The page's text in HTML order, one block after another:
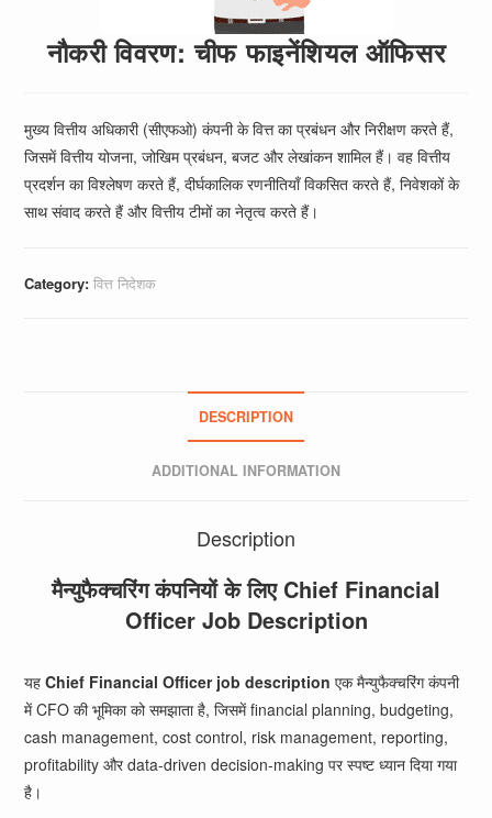
नौकरी विवरण: चीफ फाइनेंशियल ऑफिसर
मुख्य वित्तीय अधिकारी (सीएफओ) कंपनी के वित्त का प्रबंधन और निरीक्षण करते हैं,
जिसमें वित्तीय योजना, जोखिम प्रबंधन, बजट और लेखांकन शामिल हैं। वह वित्तीय
प्रदर्शन का विश्लेषण करते हैं, दीर्घकालिक रणनीतियाँ विकसित करते हैं, निवेशकों के
साथ संवाद करते हैं और वित्तीय टीमों का नेतृत्व करते हैं।
Category:वित्त निदेशक
DESCRIPTION
ADDITIONAL INFORMATION
Description
मैन्युफैक्चरिंग कंपनियों के लिए Chief Financial
Officer Job Description
यहChief Financial Officer job description एक मैन्युफैक्चरिंग कंपनी
में CFO की भूमिका को समझाता है, जिसमें financial planning, budgeting,
cash management, cost control, risk management, reporting,
profitability और data-driven decision-making पर स्पष्ट ध्यान दिया गया
है।